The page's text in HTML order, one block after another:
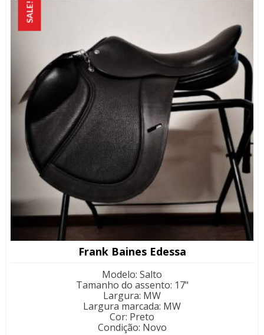
SALE!
Frank Baines Edessa
Modelo: Salto
Tamanho do assento: 17"
Largura: MW
Largura marcada: MW
Cor: Preto
Condição: Novo